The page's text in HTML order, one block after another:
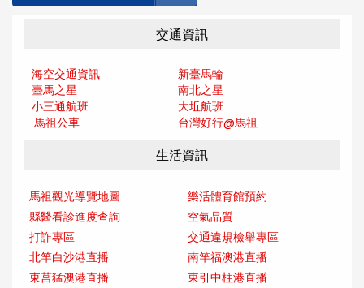
交通資訊
海空交通資訊
新臺馬輪
臺馬之星
南北之星
小三通航班
大坵航班
馬祖公車
台灣好行@馬祖
生活資訊
馬祖觀光導覽地圖
樂活體育館預約
縣醫看診進度查詢
空氣品質
打詐專區
交通違規檢舉專區
北竿白沙港直播
南竿福澳港直播
東莒猛澳港直播
東引中柱港直播